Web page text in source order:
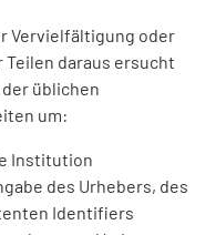
Vervielfältigung oder
daraus ersucht
der üblichen
um:
Institution
des Urhebers, des
Identifiers